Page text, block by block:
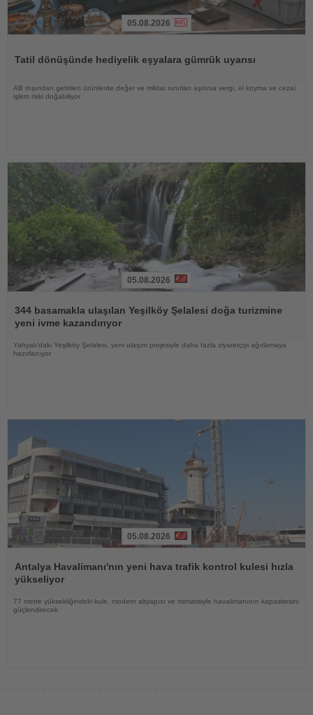
05.08.2026
Tatil dönüşünde hediyelik eşyalara gümrük uyarısı
AB dışından getirilen ürünlerde değer ve miktar sınırları aşılırsa vergi, el koyma ve cezai
işlem riski doğabiliyor
Oku
05.08.2026
344 basamakla ulaşılan Yeşilköy Şelalesi doğa turizmine
yeni ivme kazandırıyor
Yahyalı'daki Yeşilköy Şelalesi, yeni ulaşım projesiyle daha fazla ziyaretçiyi ağırlamaya
hazırlanıyor
Oku
05.08.2026
Antalya Havalimanı'nın yeni hava trafik kontrol kulesi hızla
yükseliyor
77 metre yüksekliğindeki kule, modern altyapısı ve mimarisiyle havalimanının kapasitesini
güçlendirecek